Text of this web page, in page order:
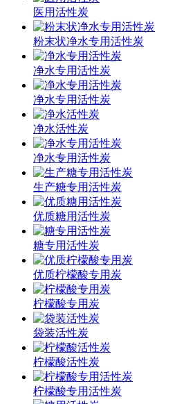
医用活性炭
粉末状净水专用活性炭
净水专用活性炭
净水专用活性炭
净水活性炭
净水专用活性炭
生产糖专用活性炭
优质糖用活性炭
糖专用活性炭
优质柠檬酸专用炭
柠檬酸专用炭
袋装活性炭
柠檬酸活性炭
柠檬酸专用活性炭